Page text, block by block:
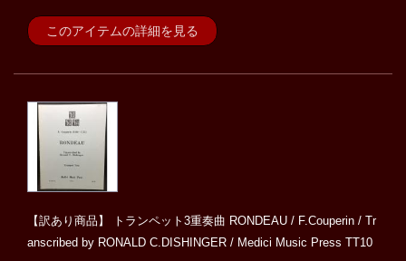
このアイテムの詳細を見る
【訳あり商品】 トランペット3重奏曲 RONDEAU / F.Couperin / Tr
anscribed by RONALD C.DISHINGER / Medici Music Press TT10